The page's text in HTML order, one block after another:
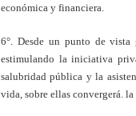
económica y financiera.
6°. Desde un punto de
estimulando la iniciativa
salubridad pública y la
vida, sobre ellas convergerá.